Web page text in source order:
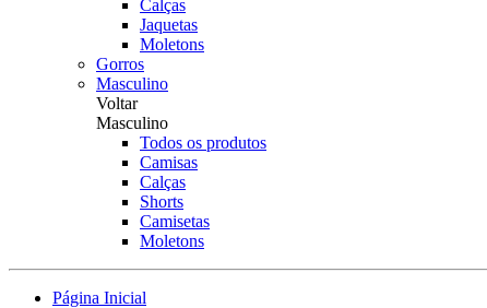
Calças
Jaquetas
Moletons
Gorros
Masculino
Voltar
Masculino
Todos os produtos
Camisas
Calças
Shorts
Camisetas
Moletons
Página Inicial